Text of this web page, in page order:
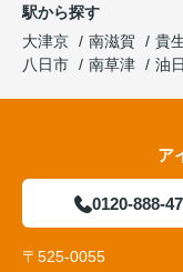
駅から探す
大津京
南滋賀 貴
八日市
南草津 油日
ア
0120-888-
〒525-0055